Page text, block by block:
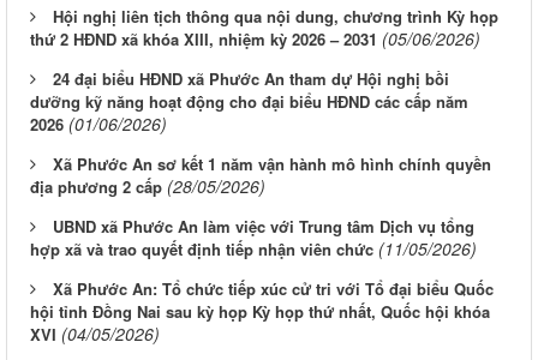
Hội nghị liên tịch thông qua nội dung, chương trình Kỳ họp
thứ 2 HĐND xã khóa XIII, nhiệm kỳ 2026 – 2031 (05/06/2026)
24 đại biểu HĐND xã Phước An tham dự Hội nghị bồi
dưỡng kỹ năng hoạt động cho đại biểu HĐND các cấp năm
2026 (01/06/2026)
Xã Phước An sơ kết 1 năm vận hành mô hình chính quyền
địa phương 2 cấp (28/05/2026)
UBND xã Phước An làm việc với Trung tâm Dịch vụ tổng
hợp xã và trao quyết định tiếp nhận viên chức (11/05/2026)
Xã Phước An: Tổ chức tiếp xúc cử tri với Tổ đại biểu Quốc
hội tỉnh Đồng Nai sau kỳ họp Kỳ họp thứ nhất, Quốc hội khóa
XVI (04/05/2026)